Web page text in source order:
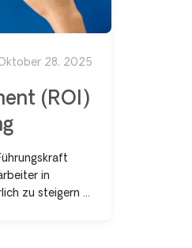
28, 2025
(ROI)
in
zu steigern ...